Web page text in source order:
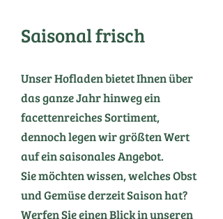
Saisonal frisch
Unser Hofladen bietet Ihnen über
das ganze Jahr hinweg ein
facettenreiches Sortiment,
dennoch legen wir größten Wert
auf ein saisonales Angebot.
Sie möchten wissen, welches Obst
und Gemüse derzeit Saison hat?
Werfen Sie einen Blick in unseren